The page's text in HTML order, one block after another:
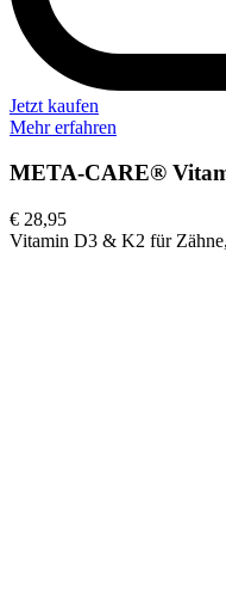
Jetzt kaufen
Mehr erfahren
META-CARE®
€ 28,95
Vitamin D3 & K2 für